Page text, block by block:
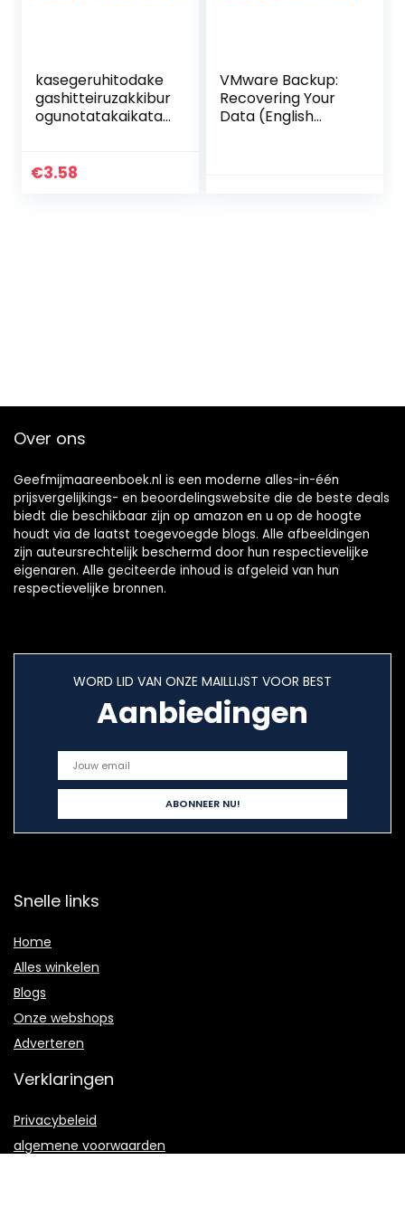
kasegeruhitodake
gashitteiruzakkibur
ogunotatakaikata:
kuhoudaiyondan
€3.58
VMware Backup:
Recovering Your
Data (English
Over ons
Geefmijmaareenboek.nl is een moderne alles-in-één
prijsvergelijkings- en beoordelingswebsite die de beste deals
biedt die beschikbaar zijn op amazon en u op de hoogte
houdt via de laatst toegevoegde blogs. Alle afbeeldingen
zijn auteursrechtelijk beschermd door hun respectievelijke
eigenaren. Alle geciteerde inhoud is afgeleid van hun
respectievelijke bronnen.
WORD LID VAN ONZE MAILLIJST VOOR BEST
Aanbiedingen
Snelle links
Home
Alles winkelen
Blogs
Onze webshops
Adverteren
Verklaringen
Privacybeleid
algemene voorwaarden